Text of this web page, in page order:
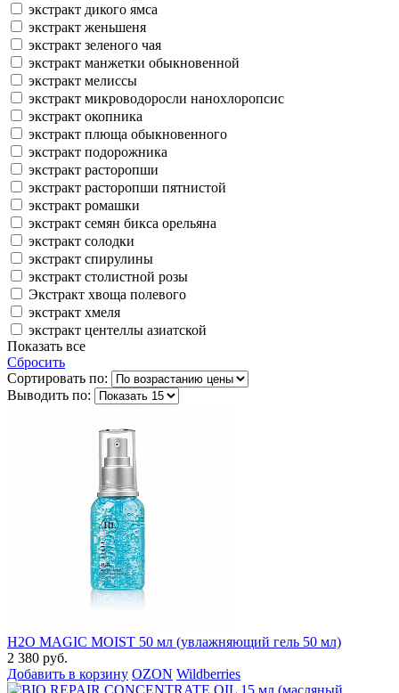
экстракт дикого ямса
экстракт женьшеня
экстракт зеленого чая
экстракт манжетки обыкновенной
экстракт мелиссы
экстракт микроводоросли нанохлоропсис
экстракт окопника
экстракт плюща обыкновенного
экстракт подорожника
экстракт расторопши
экстракт расторопши пятнистой
экстракт ромашки
экстракт семян бикса орельяна
экстракт солодки
экстракт спирулины
экстракт столистной розы
Экстракт хвоща полевого
экстракт хмеля
экстракт центеллы азиатской
Показать все
Сбросить
Сортировать по:
Выводить по:
H2O MAGIC MOIST 50 мл (увлажняющий гель 50 мл)
2 380 руб.
Добавить в корзину OZON Wildberries